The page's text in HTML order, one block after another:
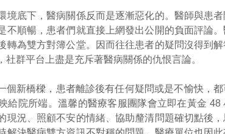
境底下，醫病關係反而是逐漸惡化的。醫師與患
不順暢，患者們就直接上網發出公開的負面評論
轉為雙方對簿公堂。因而往往患者的疑問沒得到
群平台上盡是充斥著醫病關係的仇恨言論。
個新橋樑，患者離診後有任何疑問或是不愉快，
給院所端。溫馨的醫療客服團隊會立即在黃金 48
現況、照顧不安的情緒、協助釐清問題確切點後